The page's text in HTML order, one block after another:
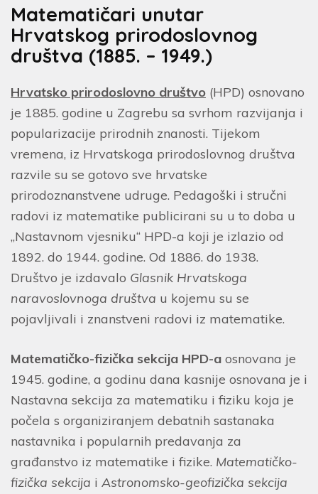
Matematičari unutar
Hrvatskog prirodoslovnog
društva (1885. – 1949.)
Hrvatsko prirodoslovno društvo (HPD) osnovano
je 1885. godine u Zagrebu sa svrhom razvijanja i
popularizacije prirodnih znanosti. Tijekom
vremena, iz Hrvatskoga prirodoslovnog društva
razvile su se gotovo sve hrvatske
prirodoznanstvene udruge. Pedagoški i stručni
radovi iz matematike publicirani su u to doba u
„Nastavnom vjesniku“ HPD-a koji je izlazio od
1892. do 1944. godine. Od 1886. do 1938.
Društvo je izdavalo Glasnik Hrvatskoga
naravoslovnoga društva u kojemu su se
pojavljivali i znanstveni radovi iz matematike.
Matematičko-fizička sekcija HPD-a osnovana je
1945. godine, a godinu dana kasnije osnovana je i
Nastavna sekcija za matematiku i fiziku koja je
počela s organiziranjem debatnih sastanaka
nastavnika i popularnih predavanja za
građanstvo iz matematike i fizike. Matematičko-
fizička sekcija i Astronomsko-geofizička sekcija